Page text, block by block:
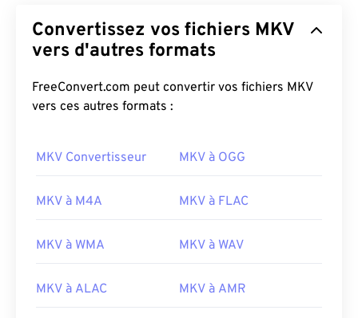
Convertissez vos fichiers MKV
vers d'autres formats
FreeConvert.com peut convertir vos fichiers MKV
vers ces autres formats :
MKV Convertisseur MKV à OGG
MKV à M4A MKV à FLAC
MKV à WMA MKV à WAV
MKV à ALAC MKV à AMR